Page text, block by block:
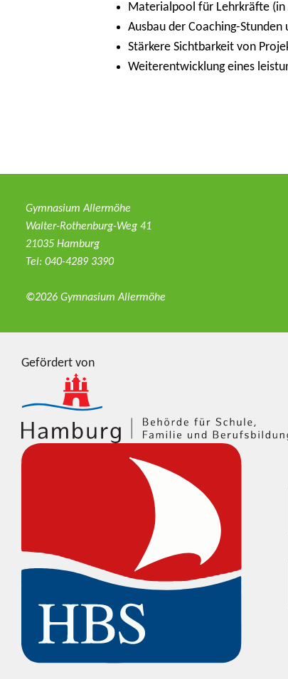
Materialpool für Lehrkräfte (in
Ausbau der Coaching-
Stärkere Sichtbarkeit von
Weiterentwicklung eines
Gymnasium Allermöhe
Walter-Rothenburg-Weg 41
21035 Hamburg
Tel: 040-4289 3390
©2026 Gymnasium Allermöhe
Gefördert von